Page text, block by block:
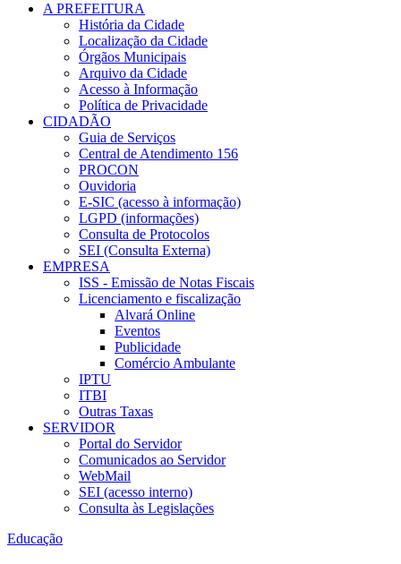
A PREFEITURA
História da Cidade
Localização da Cidade
Órgãos Municipais
Arquivo da Cidade
Acesso à Informação
Política de Privacidade
CIDADÃO
Guia de Serviços
Central de Atendimento 156
PROCON
Ouvidoria
E-SIC (acesso à informação)
LGPD (informações)
Consulta de Protocolos
SEI (Consulta Externa)
EMPRESA
ISS - Emissão de Notas Fiscais
Licenciamento e fiscalização
Alvará Online
Eventos
Publicidade
Comércio Ambulante
IPTU
ITBI
Outras Taxas
SERVIDOR
Portal do Servidor
Comunicados ao Servidor
WebMail
SEI (acesso interno)
Consulta às Legislações
Educação